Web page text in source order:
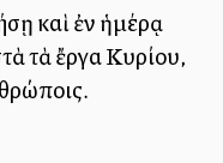
καὶ ἐν ἡμέρᾳ
τὰ ἔργα Κυρίου,